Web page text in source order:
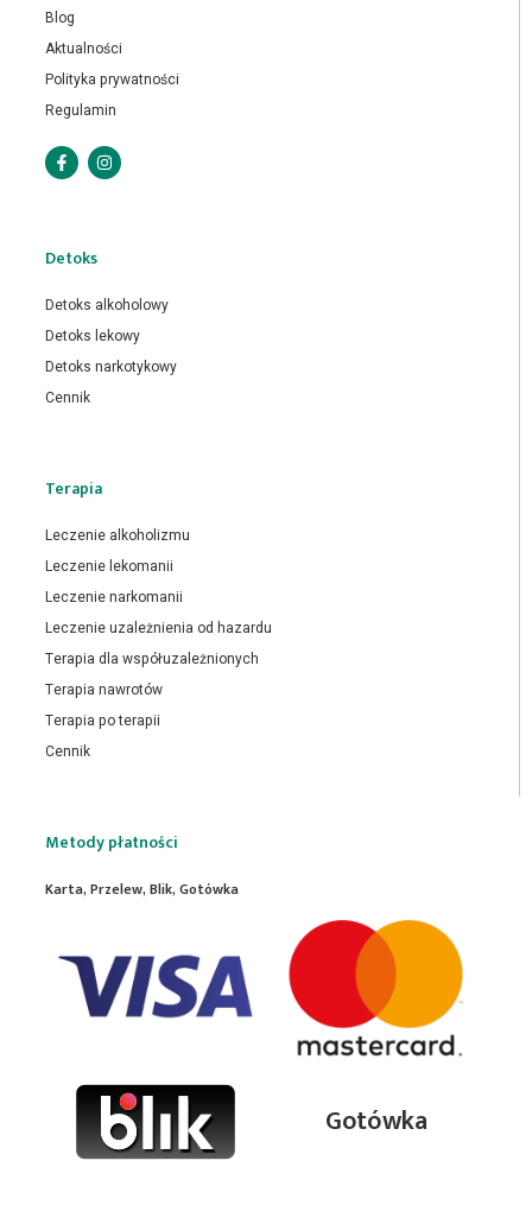
Blog
Aktualności
Polityka prywatności
Regulamin
Detoks
Detoks alkoholowy
Detoks lekowy
Detoks narkotykowy
Cennik
Terapia
Leczenie alkoholizmu
Leczenie lekomanii
Leczenie narkomanii
Leczenie uzależnienia od hazardu
Terapia dla współuzależnionych
Terapia nawrotów
Terapia po terapii
Cennik
Metody płatności
Karta, Przelew, Blik, Gotówka
Gotówka